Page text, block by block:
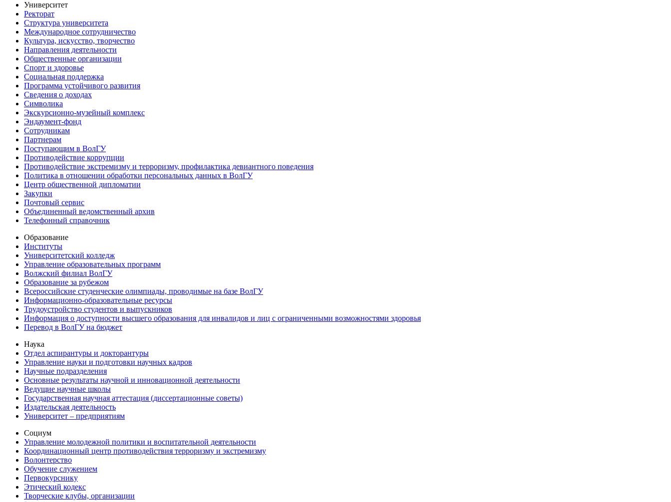
Университет
Ректорат
Структура университета
Международное сотрудничество
Культура, искусство, творчество
Направления деятельности
Общественные организации
Спорт и здоровье
Социальная поддержка
Программа устойчивого развития
Сведения о доходах
Символика
Экскурсионно-музейный комплекс
Эндаумент-фонд
Сотрудникам
Партнерам
Поступающим в ВолГУ
Противодействие коррупции
Противодействие экстремизму и терроризму, профилактика девиантного поведения
Политика в отношении обработки персональных данных в ВолГУ
Центр общественной дипломатии
Закупки
Почтовый сервис
Объединенный ведомственный архив
Телефонный справочник
Образование
Институты
Университетский колледж
Управление образовательных программ
Волжский филиал ВолГУ
Образование за рубежом
Всероссийские студенческие олимпиады, проводимые на базе ВолГУ
Информационно-образовательные ресурсы
Трудоустройство студентов и выпускников
Информация о доступности высшего образования для инвалидов и лиц с ограниченными возможностями здоровья
Перевод в ВолГУ на бюджет
Наука
Отдел аспирантуры и докторантуры
Управление науки и подготовки научных кадров
Научные подразделения
Основные результаты научной и инновационной деятельности
Ведущие научные школы
Государственная научная аттестация (диссертационные советы)
Издательская деятельность
Университет – предприятиям
Социум
Управление молодежной политики и воспитательной деятельности
Координационный центр противодействия терроризму и экстремизму
Волонтерство
Обучение служением
Первокурснику
Этический кодекс
Творческие клубы, организации